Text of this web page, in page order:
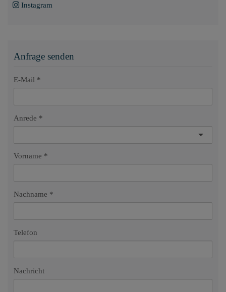
Instagram
Anfrage senden
E-Mail
Anrede
Vorname
Nachname
Telefon
Nachricht